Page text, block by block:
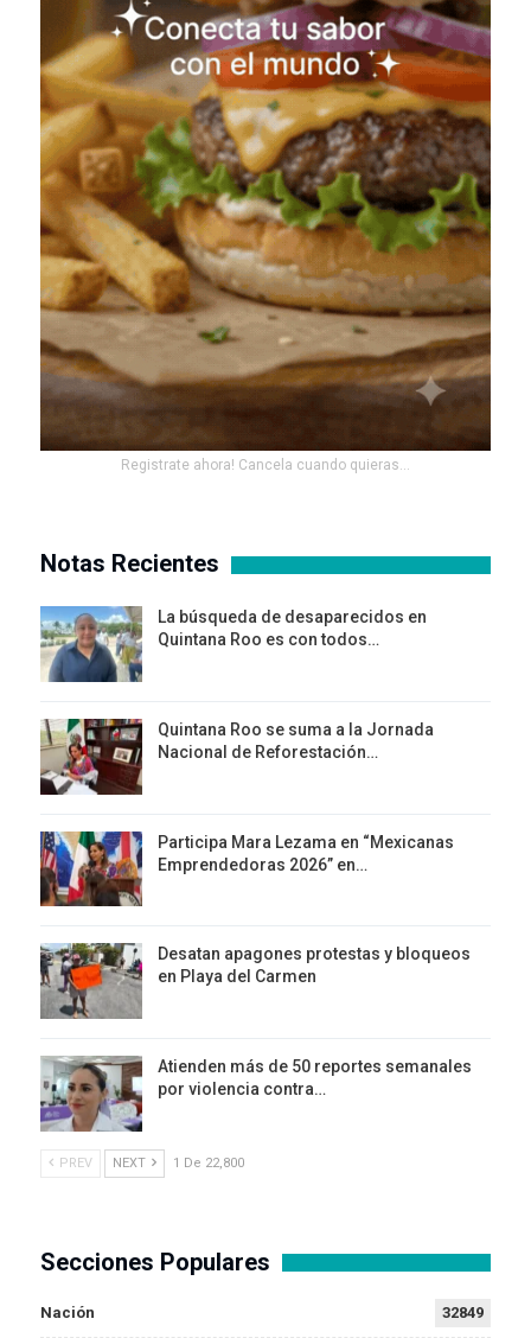
Registrate ahora! Cancela cuando quieras...
Notas Recientes
La búsqueda de desaparecidos en
Quintana Roo es con todos…
Quintana Roo se suma a la Jornada
Nacional de Reforestación…
Participa Mara Lezama en “Mexicanas
Emprendedoras 2026” en…
Desatan apagones protestas y bloqueos
en Playa del Carmen
Atienden más de 50 reportes semanales
por violencia contra…
PREV NEXT 1 De 22,800
Secciones Populares
Nación 32849